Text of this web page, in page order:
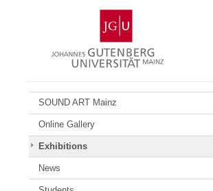
Gutenberg
University
Mainz
SOUND ART Mainz
Online Gallery
Exhibitions
News